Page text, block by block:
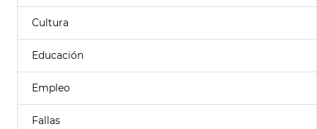
Cultura
Educación
Empleo
Fallas